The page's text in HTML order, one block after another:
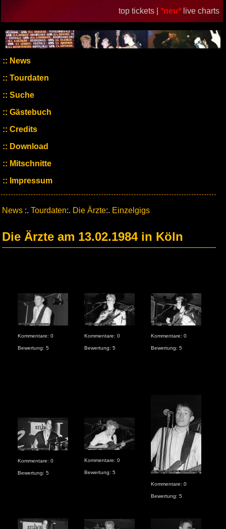
top tickets | *neu* live charts
News
Tourdaten
Suche
Gästebuch
Credits
Download
Mitschnitte
Impressum
News :. Tourdaten:. Die Ärzte:. Einzelgigs
Die Ärzte am 13.02.1984 in Köln
Kommentare: 0
Bewertung: 5
Kommentare: 0
Bewertung: 5
Kommentare: 0
Bewertung: 5
Kommentare: 0
Bewertung: 5
Kommentare: 0
Bewertung: 5
Kommentare: 0
Bewertung: 5